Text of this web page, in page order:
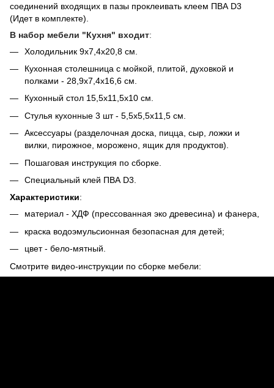
соединений входящих в пазы проклеивать клеем ПВА D3
(Идет в комплекте).
В набор мебели "Кухня" входит:
Холодильник 9х7,4х20,8 см.
Кухонная столешница с мойкой, плитой, духовкой и
полками - 28,9х7,4х16,6 см.
Кухонный стол 15,5х11,5х10 см.
Стулья кухонные 3 шт - 5,5х5,5х11,5 см.
Аксессуары (разделочная доска, пицца, сыр, ложки и
вилки, пирожное, морожено, ящик для продуктов).
Пошаговая инструкция по сборке.
Специальный клей ПВА D3.
Характеристики:
материал - ХДФ (прессованная эко древесина) и фанера,
краска водоэмульсионная безопасная для детей;
цвет - бело-мятный.
Смотрите видео-инструкции по сборке мебели: